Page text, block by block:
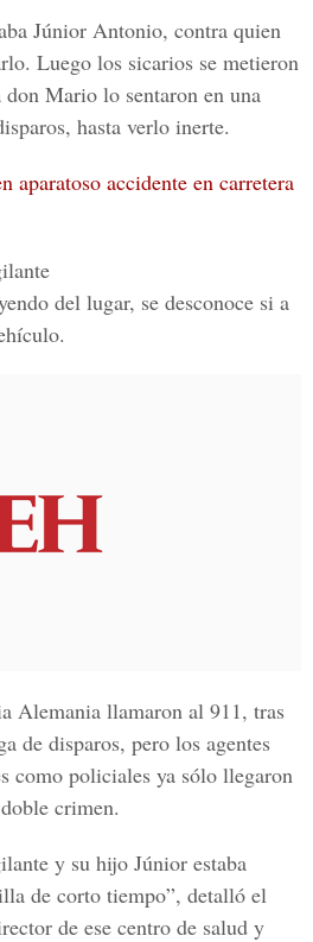
Júnior Antonio, contra quien
Luego los sicarios se metieron
Mario lo sentaron en una
hasta verlo inerte.
aparatoso accidente en carretera
del lugar, se desconoce si a
Alemania llamaron al 911, tras
de disparos, pero los agentes
como policiales ya sólo llegaron
crimen.
y su hijo Júnior estaba
de corto tiempo”, detalló el
de ese centro de salud y